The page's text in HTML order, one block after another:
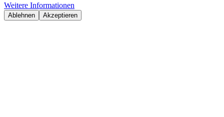
Weitere Informationen
Ablehnen Akzeptieren